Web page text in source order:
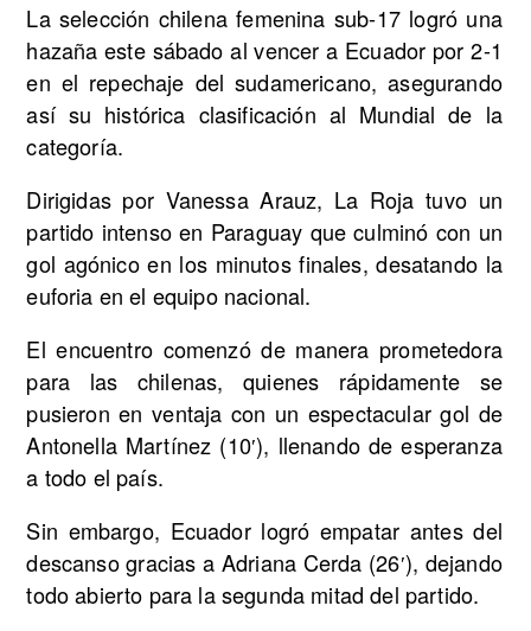
La selección chilena femenina sub-17 logró una
hazaña este sábado al vencer a Ecuador por 2-1
en el repechaje del sudamericano, asegurando
así su histórica clasificación al Mundial de la
categoría.
Dirigidas por Vanessa Arauz, La Roja tuvo un
partido intenso en Paraguay que culminó con un
gol agónico en los minutos finales, desatando la
euforia en el equipo nacional.
El encuentro comenzó de manera prometedora
para las chilenas, quienes rápidamente se
pusieron en ventaja con un espectacular gol de
Antonella Martínez (10′), llenando de esperanza
a todo el país.
Sin embargo, Ecuador logró empatar antes del
descanso gracias a Adriana Cerda (26′), dejando
todo abierto para la segunda mitad del partido.